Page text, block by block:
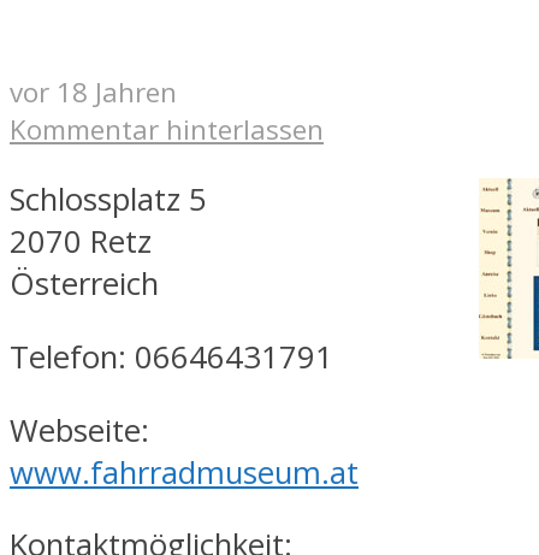
vor 18 Jahren
Kommentar hinterlassen
Schlossplatz 5
2070 Retz
Österreich
Telefon: 06646431791
Webseite:
www.fahrradmuseum.at
Kontaktmöglichkeit: